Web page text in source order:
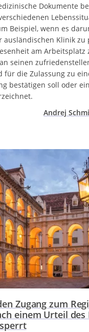
Dokumente
Beispiel, wenn es
ausländischen Klinik zu
am Arbeitsplatz
seinen
für die Zulassung zu
bestätigen soll oder
Andrej
Zugang zum
einem Urteil des